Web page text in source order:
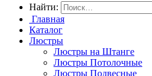
Найти:
Главная
Каталог
Люстры
Люстры на Штанге
Люстры Потолочные
Люстры Подвесные